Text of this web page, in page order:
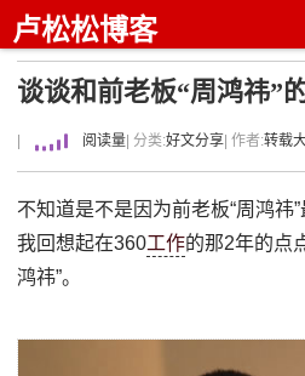
卢松松博客
谈谈和前老板“周鸿祎”
阅读量 | 分类:好文分享 | 作者:转载
不知道是不是因为前老板“周鸿祎
我回想起在360工作的那2年的点
鸿祎”。